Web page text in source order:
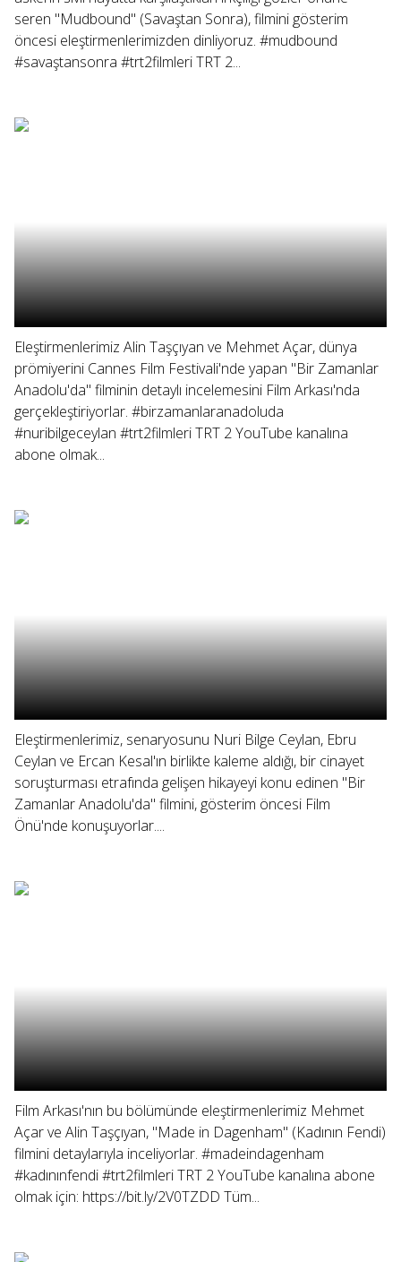
seren "Mudbound" (Savaştan Sonra), filmini gösterim
öncesi eleştirmenlerimizden dinliyoruz. #mudbound
#savaştansonra #trt2filmleri TRT 2...
Eleştirmenlerimiz Alin Taşçıyan ve Mehmet Açar, dünya
prömiyerini Cannes Film Festivali'nde yapan "Bir Zamanlar
Anadolu'da" filminin detaylı incelemesini Film Arkası'nda
gerçekleştiriyorlar. #birzamanlaranadoluda
#nuribilgeceylan #trt2filmleri TRT 2 YouTube kanalına
abone olmak...
Eleştirmenlerimiz, senaryosunu Nuri Bilge Ceylan, Ebru
Ceylan ve Ercan Kesal'ın birlikte kaleme aldığı, bir cinayet
soruşturması etrafında gelişen hikayeyi konu edinen "Bir
Zamanlar Anadolu'da" filmini, gösterim öncesi Film
Önü'nde konuşuyorlar....
Film Arkası'nın bu bölümünde eleştirmenlerimiz Mehmet
Açar ve Alin Taşçıyan, "Made in Dagenham" (Kadının Fendi)
filmini detaylarıyla inceliyorlar. #madeindagenham
#kadınınfendi #trt2filmleri TRT 2 YouTube kanalına abone
olmak için: https://bit.ly/2V0TZDD Tüm...